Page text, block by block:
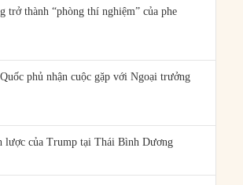
trở thành “phòng thí nghiệm” của phe
phủ nhận cuộc gặp với Ngoại trưởng
lược của Trump tại Thái Bình Dương